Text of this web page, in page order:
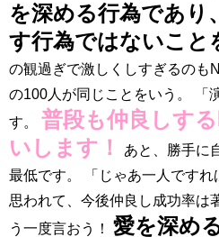
を深める行為であり
す行為ではないこと
の観過ぎで激しくしすぎるのも
の100人が同じことをいう。 「
す。 普段も仲良しす
いします！
あと、勝手に
最低です。 「じゃあ一人ですれ
思われて、今後仲良し成功率は
う一度言おう！ 愛を深め